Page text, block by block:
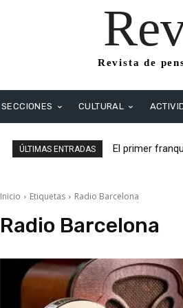
Revista de
SECCIONES CULTURAL
ÚLTIMAS ENTRADAS
El primer
Inicio Etiquetas Radio Barcelona
Radio Barcelona